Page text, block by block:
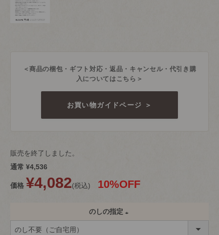
＜商品の梱包・ギフト対応・返品・キャンセル・代引き購
入についてはこちら＞
お買い物ガイドページ ＞
販売を終了しました。
通常 ¥4,536
価格 ¥4,082 税込 10%OFF
のしの指定